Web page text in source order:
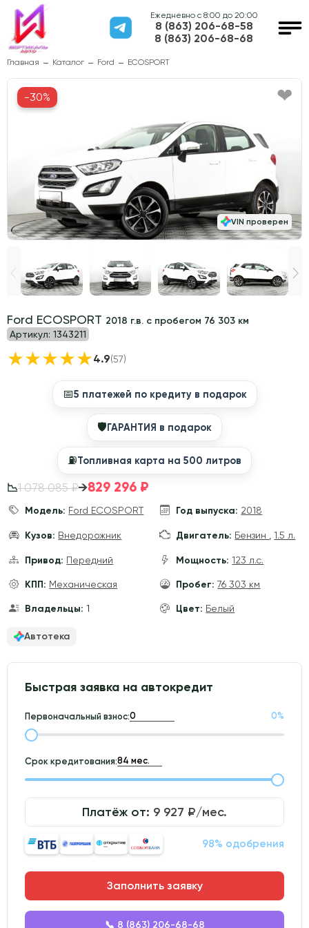
Ежедневно с 8:00 до 20:00
8 (863) 206-68-58
8 (863) 206-68-68
Главная Каталог Ford ECOSPORT
Ford ECOSPORT 2018 г.в. с пробегом 76 303 км
Артикул: 1343211
★★★★★4.9(57)
📅5 платежей по кредиту в подарок
🛡ГАРАНТИЯ в подарок
⛽️Топливная карта на 500 литров
📉1 078 085 ₽→829 296 ₽
Модель: Ford ECOSPORT Год выпуска: 2018
Кузов: Внедорожник Двигатель: Бензин ,1.5 л.
Привод: Передний Мощность: 123 л.с.
КПП: Механическая Пробег: 76 303 км
Владельцы: 1 Цвет: Белый
Автотека
Быстрая заявка на автокредит
Первоначальный взнос: 0%
Срок кредитования:
Платёж от: 9 927 ₽/мес.
98% одобрения
Заполнить заявку
📞 8 (863) 206-68-68
VIN проверен
-30%